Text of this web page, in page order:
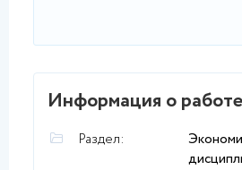
Информация о работе
Раздел: